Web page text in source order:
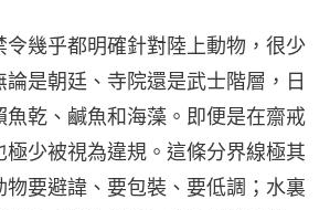
令幾乎都明確針對陸上動物，很少
是朝廷、寺院還是武士階層，日
魚乾、鹹魚和海藻。即便是在齋戒
少被視為違規。這條分界線極其
要避諱、要包裝、要低調；水裏